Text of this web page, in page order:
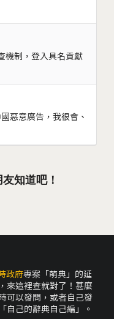
機制，登入具名貢獻
惡意廣告，我很會、
知道吧！
政府專案「萌典」的延
來這裡查就對了！甚麼
可以發問，或者自己發
自己的辭典自己編」。